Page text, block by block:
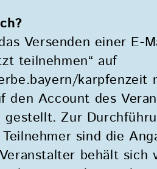
Versenden einer E-
teilnehmen“ auf
karpfenzeit
den Account des
gestellt. Zur
sind die
behält sich